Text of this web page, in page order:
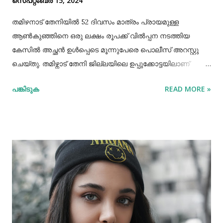
തമിഴനാട് തേനിയില്‍ 52 ദിവസം മാത്രം പ്രായമുള്ള
ആണ്‍കുഞ്ഞിനെ ഒരു ലക്ഷം രൂപക്ക് വില്‍പ്പന നടത്തിയ
കേസില്‍ അച്ഛൻ ഉള്‍പ്പെടെ മൂന്നുപേരെ പൊലീസ് അറസ്റ്റു
ചെയ്തു. തമിഴ്നാട് തേനി ജില്ലയിലെ ഉപ്പുക്കോട്ടയിലാണ്
സ്വദേശികളായ ദമ്ബതികളുമാണ് അറസ്റ്റിലായത്. തേനി
സമയവും മദ്യലഹരിയിലും. തന്‍റെ കുഞ്ഞിനെ ഒരു ലക്ഷം
രൂപക്ക് വില്‍പ്പന നടത്തിയതായി അച്ഛൻ
മദ്യലഹരിയിലിരിക്കെ സമീപവാസികളിലൊരാളോട് പറഞ്ഞു.
ഇതോടെയാണ് വിവരം പുറത്തറിഞ്ഞത്. തുടർന്ന്
അയല്‍വാസി പൊലീസിലും ചൈല്‍ഡ് ലൈനിലും വിവരം
അറിയിക്കുകയായിരുന്നു. പൊലീസെത്തി അച്ഛനെയും
പങ്കിടുക READ MORE »